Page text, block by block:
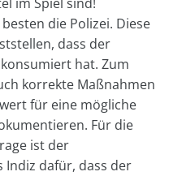
die Polizei. Diese
dass der
hat. Zum
korrekte Maßnahmen
für eine mögliche
Für die
ist der
Indiz dafür, dass der